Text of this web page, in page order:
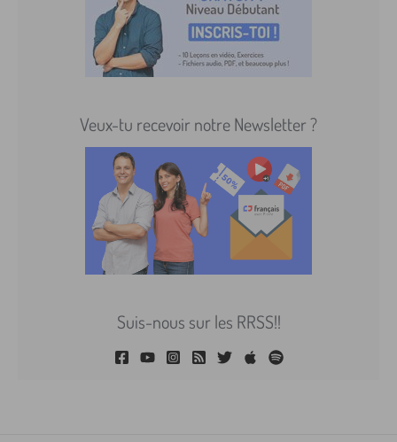
Veux-tu recevoir notre Newsletter ?
Suis-nous sur les RRSS!!